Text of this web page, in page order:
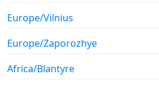
Europe/Vilnius
Europe/Zaporozhye
Africa/Blantyre